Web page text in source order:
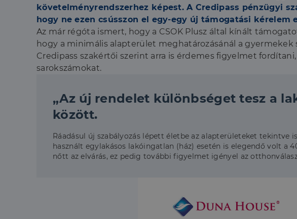
követelményrendszerhez képest. A Credipass pénzügyi
hogy ne ezen csússzon el egy-egy új támogatási kérelem
Az már régóta ismert, hogy a CSOK Plusz által kínált
hogy a minimális alapterület meghatározásánál a
Credipass szakértői szerint arra is érdemes figyelmet
sarokszámokat.
„Az új rendelet különbséget tesz a
között.
Ráadásul új szabályozás lépett életbe az alapterületeket tekintve
használt egylakásos lakóingatlan (ház) esetén is elegendő volt
nőtt az elvárás, ez pedig további figyelmet igényel az